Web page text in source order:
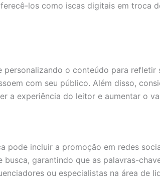
los como iscas digitais em troca
o conteúdo para
com seu público. Além disso,
a experiência do leitor e aumentar o
pode incluir a promoção em redes
garantindo que as palavras-
ou especialistas na área de